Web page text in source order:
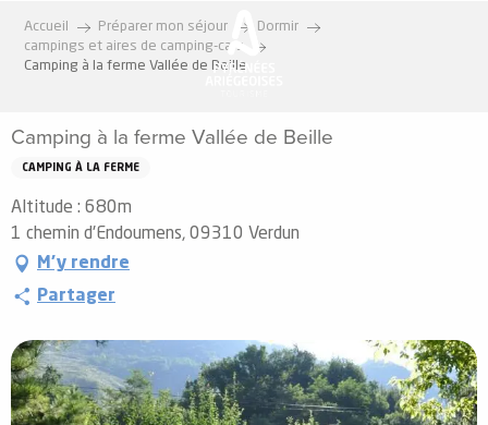
contenu
Accueil Préparer mon séjour
Dormir
campings et aires de camping-cars
Camping à la ferme Vallée de Beille
Camping à la ferme Vallée de Beille
CAMPING À LA FERME
Altitude : 680m
1 chemin d'Endoumens, 09310 Verdun
M'y rendre
Partager